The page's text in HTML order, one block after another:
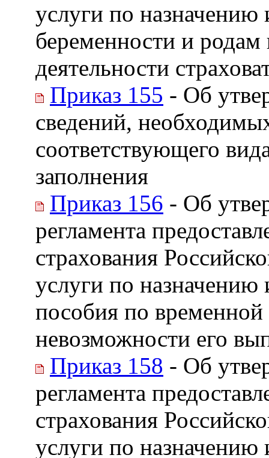
услуги по
беременности и
деятельности
Приказ 155 - Об
сведений,
соответствующего
заполнения
Приказ 156 - Об
регламента
страхования
услуги по назначению
пособия по временной
невозможности его
Приказ 158 - Об
регламента
страхования
услуги по назначению